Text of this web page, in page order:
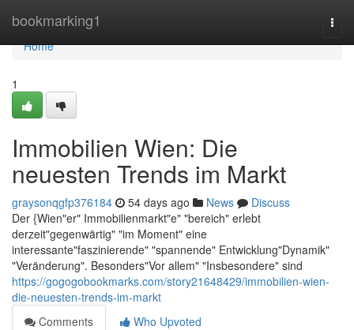
bookmarking1
Home
Home
1
Immobilien Wien: Die
neuesten Trends im Markt
graysonqgfp376184 54 days ago News
Discuss
Der {Wien"er" Immobilienmarkt"e" "bereich" erlebt
derzeit"gegenwärtig" "im Moment" eine
interessante"faszinierende" "spannende" Entwicklung"Dynamik"
"Veränderung". Besonders"Vor allem" "Insbesondere" sind
https://gogogobookmarks.com/story21648429/immobilien-wien-
die-neuesten-trends-im-markt
Comments
Who Upvoted